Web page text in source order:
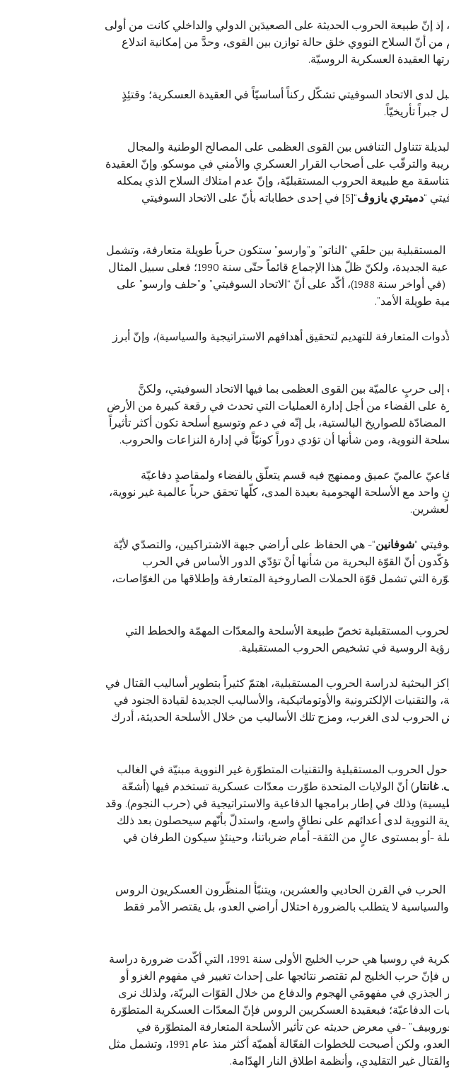
إنّ طبيعة الحروب الحديثة على الصعيدَين الدولي والداخلي كانت من أولى
أنّ السلاح النووي خلق حالة توازن بين القوى، وحدَّ من إمكانية اندلاع
العقيدة العسكرية الروسيّة.
لدى الاتحاد السوفيتي تشكّل ركناً أساسيّاً في العقيدة العسكرية؛ وقتئِذٍ
تأريخيّاً.
تتناول التنافس بين القوى العظمى على المصالح الوطنية والمجال
والترقّب على أصحاب القرار العسكري والأمني في موسكو. وإنّ العقيدة
مع طبيعة الحروب المستقبليّة، وإنّ عدم امتلاك السلاح الذي يمكله
“دميتري يازوڤ“
[5]
في إحدى خطاباته بأنّ على الاتحاد السوفيتي
بين حلفَي “الناتو” و”وارسو” ستكون حرباً طويلة متعارفة، وتشمل
مجالات قارّية وبحريّة عِدّة. وعلى الرغم من الإمكانية المالية المحدودة والاستراتيجية الدفاعية الجديدة، ولكنّ ظلّ هذا الإجماع قائماً حتّى سنة 1990؛ فعلى سبيل المثال
أكّد الجنرال سلمانوف رئيس أكاديمية الأركان في مقالٍ له نُشِر في مجلّة الفكر العسكري (في أواخر سنة 1988)، أكّد على أنّ “الاتحاد السوفيتي” و”حلف وارسو” على
طويلة الأمد”.
المتعارفة للتهديم لتحقيق أهدافهم الاستراتيجية والسياسية)، وإنّ أبرز
حربٍ عالميّة بين القوى العظمى بما فيها الاتحاد السوفيتي، ولكنَّ
على الفضاء من أجل إدارة العمليات التي تحدث في رقعة كبيرة من الأرض
للصواريخ البالستية، بل إنّه في دعم وتوسيع أسلحة تكون أكثر تأثيراً
النووية، ومن شأنها أن تؤدي دوراً كونيّاً في إدارة النزاعات والحروب.
دفاعيّ عالميّ عميق وممنهج فيه قسم يتعلّق بالفضاء ولمقاصدٍ دفاعيّة
مع الأسلحة الهجومية بعيدة المدى، كلّها تحقق حرباً عالمية غير نووية،
“شوفانين“- هي الحفاظ على أراضي جبهة الاشتراكيين، والتصدّي لأيّة
أنّ القوّة البحرية من شأنها أنْ تؤدّي الدور الأساس في الحرب
التي تشمل قوّة الحملات الصاروخية المتعارفة وإطلاقها من الغوّاصات،
المستقبلية تخصّ طبيعة الأسلحة والمعدّات المهمّة والخطط التي
الروسية في تشخيص الحروب المستقبلية.
لدراسة الحروب المستقبلية، اهتمّ كثيراً بتطوير أساليب القتال في
الإلكترونية والأوتوماتيكية، والأساليب الجديدة لقيادة الجنود في
لدى الغرب، ومزج تلك الأساليب من خلال الأسلحة الحديثة، أدرك
الحروب المستقبلية والتقنيات المتطوّرة غير النووية مبنيّة في الغالب
غانتار) أنّ الولايات المتحدة طوّرت معدّات عسكرية تستخدم فيها (أشعّة
وذلك في إطار برامجها الدفاعية والاستراتيجية في (حرب النجوم). وقد
النووية لدى أعدائهم على نطاقٍ واسع، واستدلّ بأنّهم سيحصلون بعد ذلك
-أو بمستوى عالٍ من الثقة- أمام ضرباتنا، وحينئذٍ سيكون الطرفان في
الحرب في القرن الحاديي والعشرين، ويتنبّأ المنظّرون العسكريون الروس
لا يتطلب بالضرورة احتلال أراضي العدو، بل يقتصر الأمر فقط
وإنّ إحدى الظواهر المهمّة التي أثّرت إلى حدِّ كبير على طبيعة الدراسات المستقبلية العسكرية في روسيا هي حرب الخليج الأولى سنة 1991، التي أكّدت ضرورة دراسة
فإنّ حرب الخليج لم تقتصر نتائجها على إحداث تغيير في مفهوم الغزو أو
الجذري في مفهومَي الهجوم والدفاع من خلال القوّات البريّة، ولذلك نرى
الدفاعيّة؛ فبعقيدة العسكريين الروس فإنّ المعدّات العسكرية المتطوّرة
-في معرض حديثه عن تأثير الأسلحة المتعارفة المتطوّرة في
العمليات العسكرية- أنّ الأساليب القتالية القديمة كانت تعتمد الأساليب الانفعالية لمباغتة العدو، ولكن أصبحت للخطوات الفعّالة أهميّة أكثر منذ عام 1991، وتشمل مثل
غير التقليدي، وأنظمة اطلاق النار الهدّامة.